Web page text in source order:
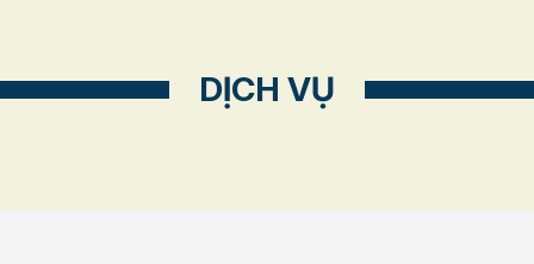
DỊCH VỤ